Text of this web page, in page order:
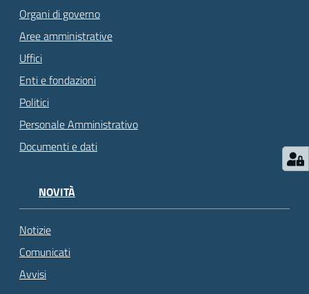
Organi di governo
Aree amministrative
Uffici
Enti e fondazioni
Politici
Personale Amministrativo
Documenti e dati
NOVITÀ
Notizie
Comunicati
Avvisi